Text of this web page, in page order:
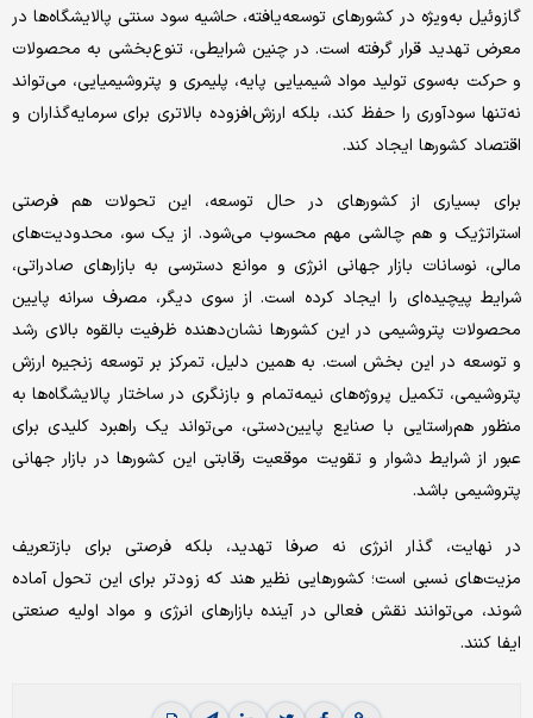
گازوئیل به‌‌‌ویژه در کشورهای توسعه‌‌‌یافته، حاشیه سود سنتی پالایشگاه‌‌‌ها در
معرض تهدید قرار گرفته است. در چنین شرایطی، تنوع‌‌‌بخشی به محصولات
و حرکت به‌‌‌سوی تولید مواد شیمیایی پایه، پلیمری و پتروشیمیایی، می‌تواند
نه‌‌‌تنها سودآوری را حفظ کند، بلکه ارزش‌‌‌افزوده بالاتری برای سرمایه‌گذاران و
اقتصاد کشور‌‌‌ها ایجاد کند.
برای بسیاری از کشورهای در حال توسعه، این تحولات هم فرصتی
استراتژیک و هم چالشی مهم محسوب می‌شود. از یک سو، محدودیت‌های
مالی، نوسانات بازار جهانی انرژی و موانع دسترسی به بازارهای صادراتی،
شرایط پیچیده‌‌‌ای را ایجاد کرده است. از سوی دیگر، مصرف سرانه پایین
محصولات پتروشیمی در این کشورها نشان‌‌‌دهنده ظرفیت بالقوه بالای رشد
و توسعه در این بخش است. به همین دلیل، تمرکز بر توسعه زنجیره ارزش
پتروشیمی، تکمیل پروژه‌‌‌های نیمه‌‌‌تمام و بازنگری در ساختار پالایشگاه‌‌‌ها به
منظور هم‌‌‌راستایی با صنایع پایین‌‌‌دستی، می‌تواند یک راهبرد کلیدی برای
عبور از شرایط دشوار و تقویت موقعیت رقابتی این کشورها در بازار جهانی
پتروشیمی باشد.
در نهایت، ‌گذار انرژی نه صرفا تهدید، بلکه فرصتی برای بازتعریف
مزیت‌‌‌های نسبی است؛ کشورهایی نظیر هند که زودتر برای این تحول آماده
شوند، می‌توانند نقش فعالی در آینده بازارهای انرژی و مواد اولیه صنعتی
ایفا کنند.